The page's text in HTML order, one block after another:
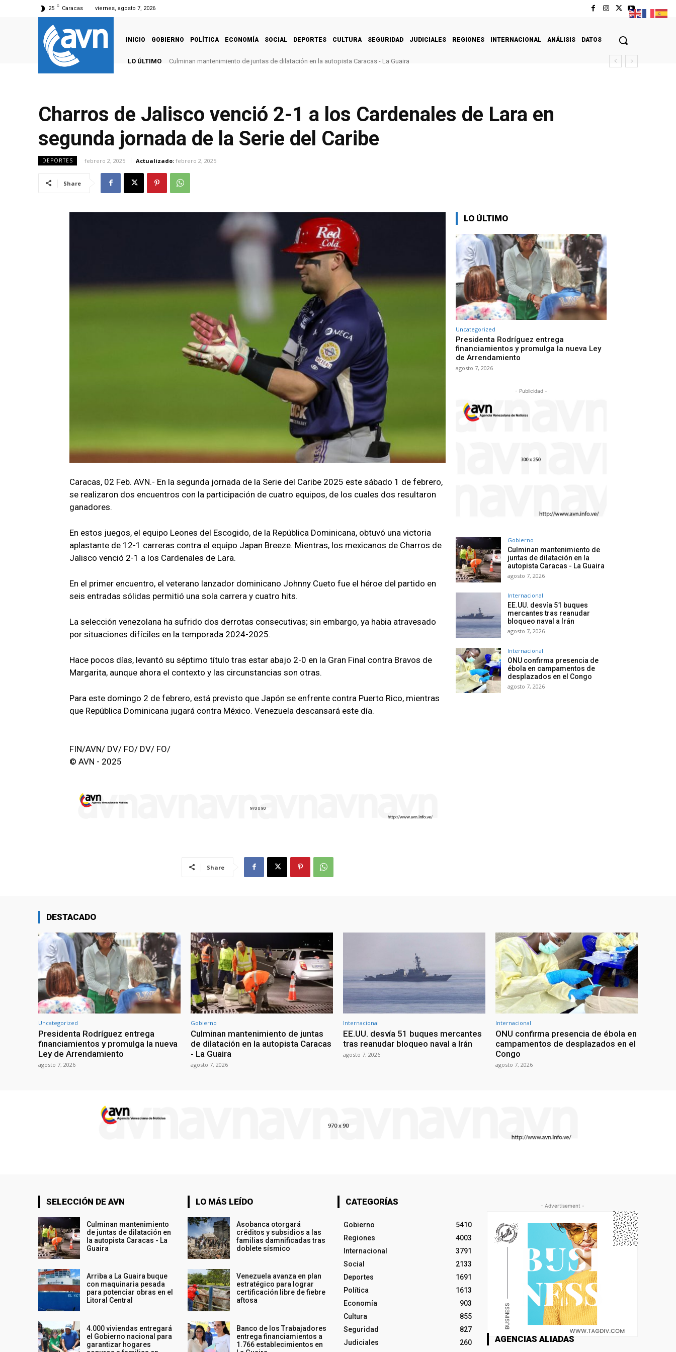
25 C Caracas viernes, agosto 7, 2026
INICIO GOBIERNO POLÍTICA ECONOMÍA SOCIAL DEPORTES CULTURA SEGURIDAD JUDICIALES REGIONES INTERNACIONAL ANÁLISIS DATOS
LO ÚLTIMO Culminan mantenimiento de juntas de dilatación en la autopista Caracas - La Guaira
Charros de Jalisco venció 2-1 a los Cardenales de Lara en
segunda jornada de la Serie del Caribe
DEPORTES febrero 2, 2025 Actualizado: febrero 2, 2025
Share
Caracas, 02 Feb. AVN.- En la segunda jornada de la Serie del Caribe 2025 este sábado 1 de febrero,
se realizaron dos encuentros con la participación de cuatro equipos, de los cuales dos resultaron
ganadores.
En estos juegos, el equipo Leones del Escogido, de la República Dominicana, obtuvó una victoria
aplastante de 12-1 carreras contra el equipo Japan Breeze. Mientras, los mexicanos de Charros de
Jalisco venció 2-1 a los Cardenales de Lara.
En el primer encuentro, el veterano lanzador dominicano Johnny Cueto fue el héroe del partido en
seis entradas sólidas permitió una sola carrera y cuatro hits.
La selección venezolana ha sufrido dos derrotas consecutivas; sin embargo, ya habia atravesado
por situaciones difíciles en la temporada 2024-2025.
Hace pocos días, levantó su séptimo título tras estar abajo 2-0 en la Gran Final contra Bravos de
Margarita, aunque ahora el contexto y las circunstancias son otras.
Para este domingo 2 de febrero, está previsto que Japón se enfrente contra Puerto Rico, mientras
que República Dominicana jugará contra México. Venezuela descansará este día.
FIN/AVN/ DV/ FO/ DV/ FO/
© AVN - 2025
Share
LO ÚLTIMO
Uncategorized
Presidenta Rodríguez entrega
financiamientos y promulga la nueva Ley
de Arrendamiento
agosto 7, 2026
- Publicidad -
Gobierno
Culminan mantenimiento de
juntas de dilatación en la
autopista Caracas - La Guaira
agosto 7, 2026
Internacional
EE.UU. desvía 51 buques
mercantes tras reanudar
bloqueo naval a Irán
agosto 7, 2026
Internacional
ONU confirma presencia de
ébola en campamentos de
desplazados en el Congo
agosto 7, 2026
DESTACADO
Uncategorized
Presidenta Rodríguez entrega
financiamientos y promulga la nueva
Ley de Arrendamiento
agosto 7, 2026
Gobierno
Culminan mantenimiento de juntas
de dilatación en la autopista Caracas
- La Guaira
agosto 7, 2026
Internacional
EE.UU. desvía 51 buques mercantes
tras reanudar bloqueo naval a Irán
agosto 7, 2026
Internacional
ONU confirma presencia de ébola en
campamentos de desplazados en el
Congo
agosto 7, 2026
SELECCIÓN DE AVN
Culminan mantenimiento
de juntas de dilatación en
la autopista Caracas - La
Guaira
Arriba a La Guaira buque
con maquinaria pesada
para potenciar obras en el
Litoral Central
4.000 viviendas entregará
el Gobierno nacional para
garantizar hogares
LO MÁS LEÍDO
Asobanca otorgará
créditos y subsidios a las
familias damnificadas tras
doblete sísmico
Venezuela avanza en plan
estratégico para lograr
certificación libre de fiebre
aftosa
Banco de los Trabajadores
entrega financiamientos a
1.766 establecimientos en
CATEGORÍAS
Gobierno
5410
Regiones
4003
Internacional
3791
Social
2133
Deportes
1691
Política
1613
Economía
903
Cultura
855
Seguridad
827
Judiciales
260
- Advertisement -
AGENCIAS ALIADAS